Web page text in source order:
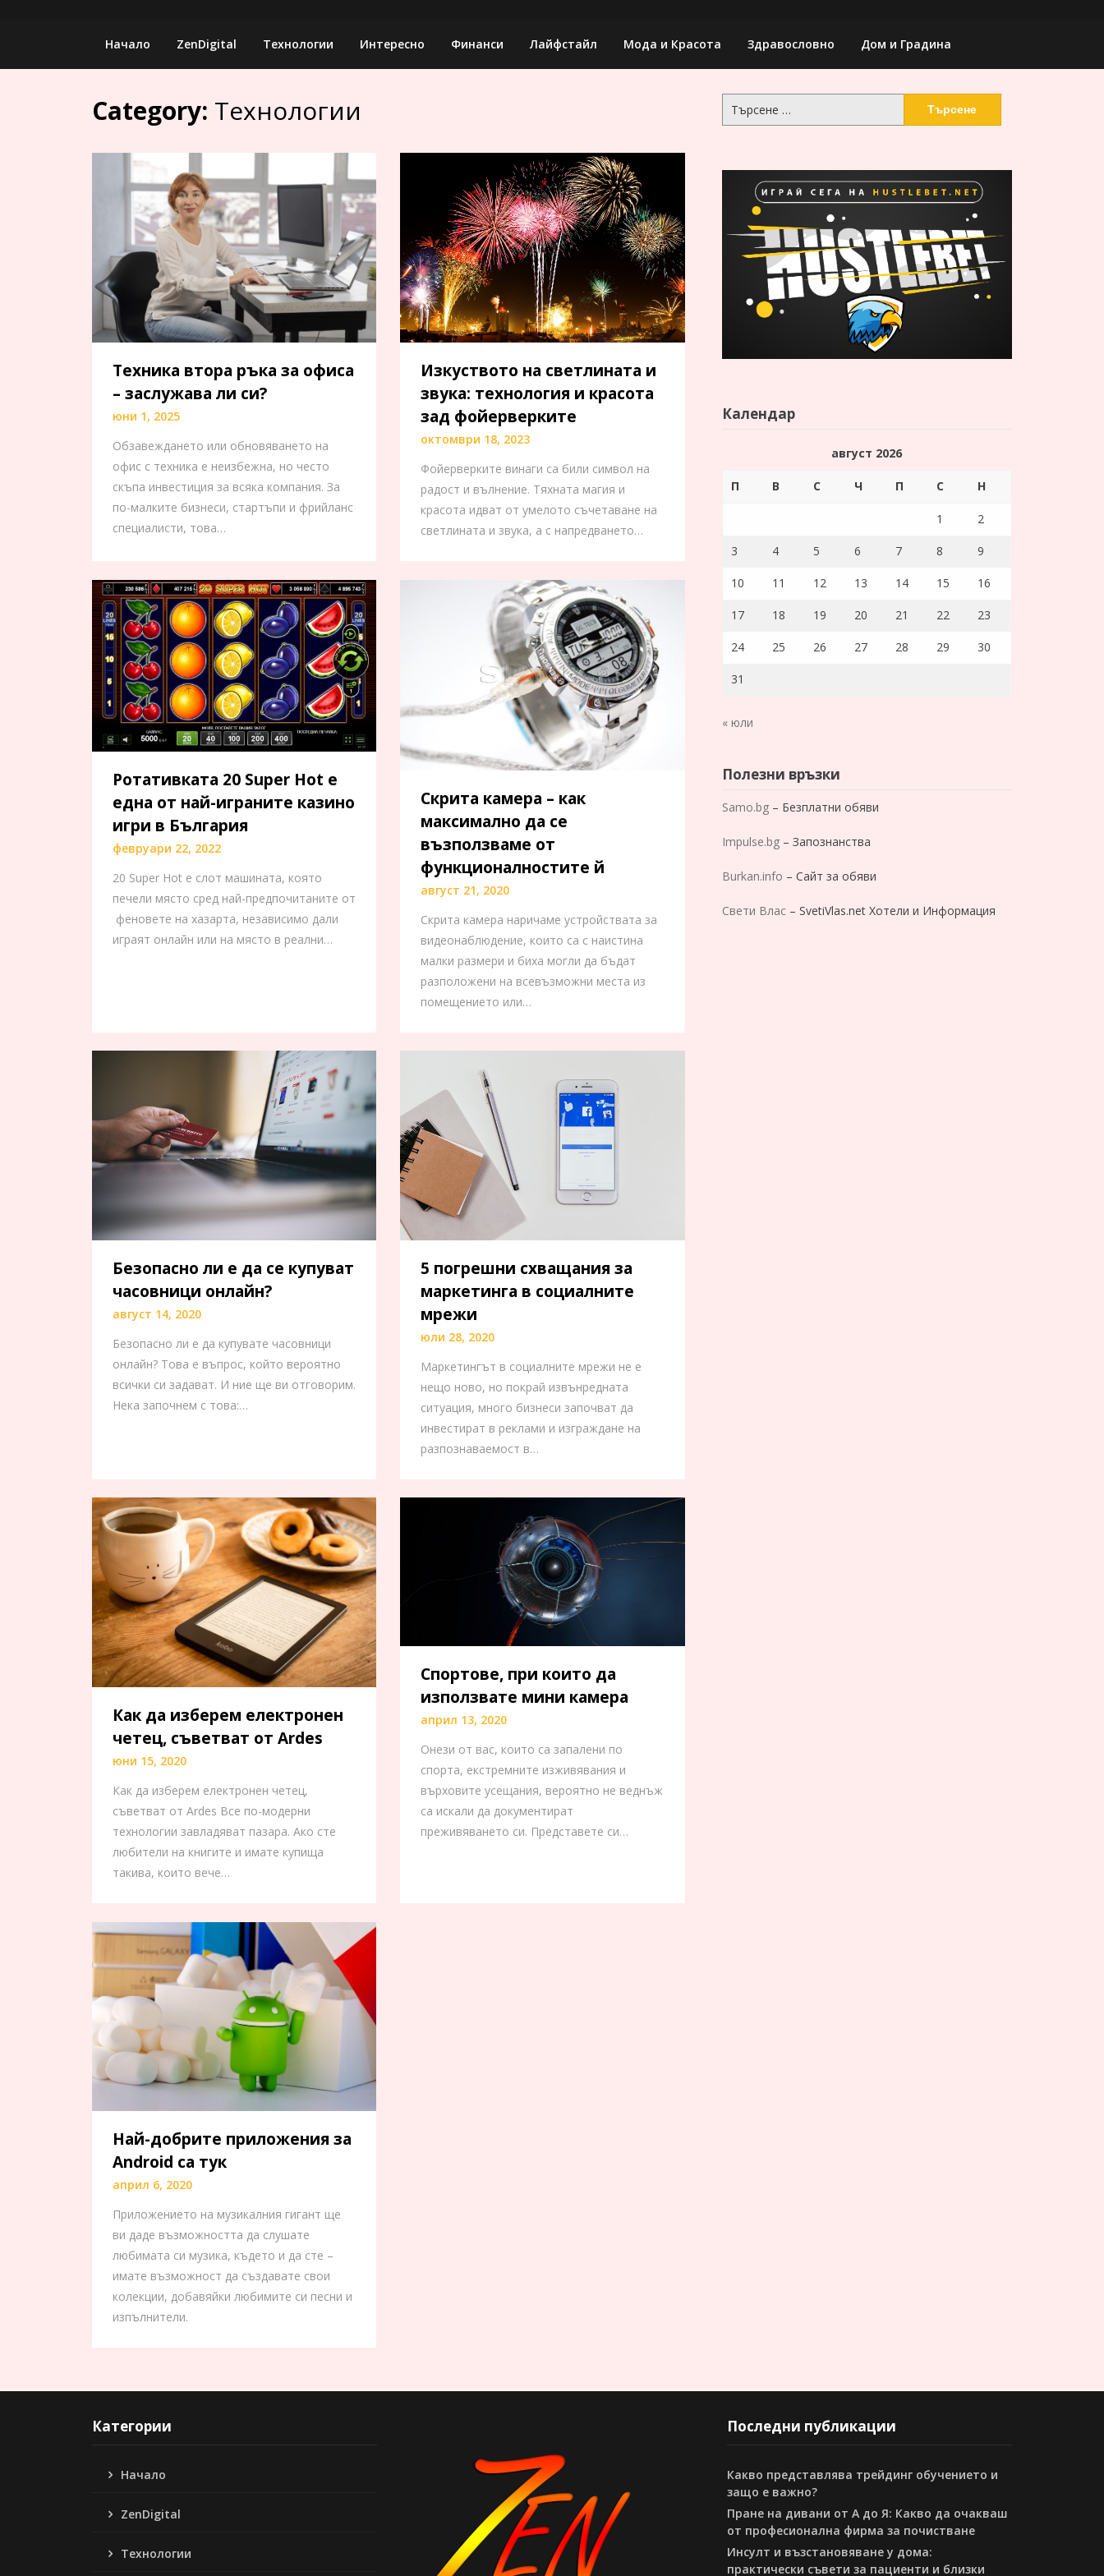
Начало ZenDigital Технологии Интересно Финанси Лайфстайл Мода и Красота Здравословно Дом и Градина
Category: Технологии
Техника втора ръка за офиса
– заслужава ли си?
юни 1, 2025
Обзавеждането или обновяването на
офис с техника е неизбежна, но често
скъпа инвестиция за всяка компания. За
по-малките бизнеси, стартъпи и фрийланс
специалисти, това…
Изкуството на светлината и
звука: технология и красота
зад фойерверките
октомври 18, 2023
Фойерверките винаги са били символ на
радост и вълнение. Тяхната магия и
красота идват от умелото съчетаване на
светлината и звука, а с напредването…
Ротативката 20 Super Hot е
една от най-играните казино
игри в България
февруари 22, 2022
20 Super Hot е слот машината, която
печели място сред най-предпочитаните от
феновете на хазарта, независимо дали
играят онлайн или на място в реални…
Скрита камера – как
максимално да се
възползваме от
функционалностите й
август 21, 2020
Скрита камера наричаме устройствата за
видеонаблюдение, които са с наистина
малки размери и биха могли да бъдат
разположени на всевъзможни места из
помещението или…
Безопасно ли е да се купуват
часовници онлайн?
август 14, 2020
Безопасно ли е да купувате часовници
онлайн? Това е въпрос, който вероятно
всички си задават. И ние ще ви отговорим.
Нека започнем с това:…
5 погрешни схващания за
маркетинга в социалните
мрежи
юли 28, 2020
Маркетингът в социалните мрежи не е
нещо ново, но покрай извънредната
ситуация, много бизнеси започват да
инвестират в реклами и изграждане на
разпознаваемост в…
Как да изберем електронен
четец, съветват от Ardes
юни 15, 2020
Как да изберем електронен четец,
съветват от Ardes Все по-модерни
технологии завладяват пазара. Ако сте
любители на книгите и имате купища
такива, които вече…
Спортове, при които да
използвате мини камера
април 13, 2020
Онези от вас, които са запалени по
спорта, екстремните изживявания и
върховите усещания, вероятно не веднъж
са искали да документират
преживяването си. Представете си…
Най-добрите приложения за
Android са тук
април 6, 2020
Приложението на музикалния гигант ще
ви даде възможността да слушате
любимата си музика, където и да сте –
имате възможност да създавате свои
колекции, добавяйки любимите си песни и
изпълнители.
за:
Календар
август 2026
П В С Ч П С Н
1 2
3 4 5 6 7 8 9
10 11 12 13 14 15 16
17 18 19 20 21 22 23
24 25 26 27 28 29 30
31
« юли
Полезни връзки
Samo.bg– Безплатни обяви
Impulse.bg– Запознанства
Burkan.info – Сайт за обяви
Свети Влас– SvetiVlas.net Хотели и Информация
Категории
Начало
ZenDigital
Технологии
Последни публикации
Какво представлява трейдинг обучението и
защо е важно?
Пране на дивани от А до Я: Какво да очакваш
от професионална фирма за почистване
Инсулт и възстановяване у дома:
практически съвети за пациенти и близки